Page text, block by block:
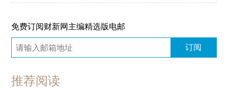
免费订阅财新网主编精选版电邮
订阅
推荐阅读